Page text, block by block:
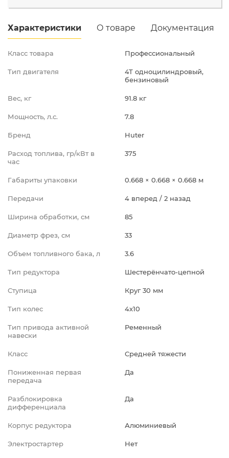
Промышленная д.12
Характеристики О товаре Документация
Класс товара Профессиональный
Тип двигателя
4Т одноцилиндровый,
бензиновый
Вес, кг 91.8 кг
Мощность, л.с. 7.8
Бренд Huter
Расход топлива, гр/кВт в
час
375
Габариты упаковки 0.668 × 0.668 × 0.668 м
Передачи 4 вперед / 2 назад
Ширина обработки, см 85
Диаметр фрез, см 33
Объем топливного бака, л 3.6
Тип редуктора Шестерёнчато-цепной
Ступица Круг 30 мм
Тип колес 4х10
Тип привода активной
навески
Ременный
Класс Средней тяжести
Пониженная первая
передача
Да
Разблокировка
дифференциала
Да
Корпус редуктора Алюминиевый
Электростартер Нет